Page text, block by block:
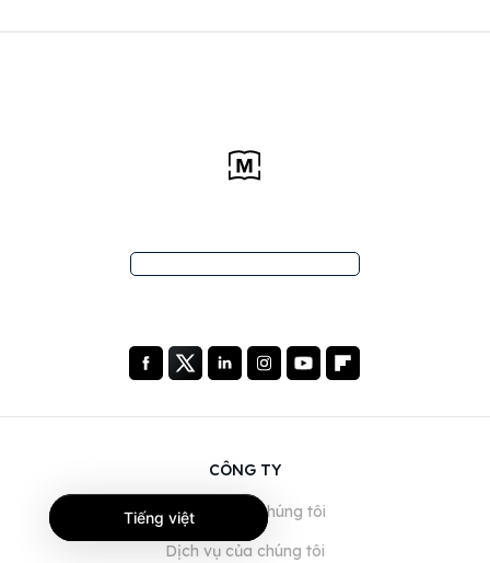
CÔNG TY
Giới thiệu về chúng tôi
Dịch vụ của chúng tôi
Tiếng việt